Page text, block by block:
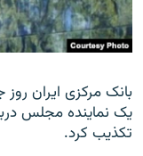
بانک مرکزی ایران روز
تکذیب کرد.